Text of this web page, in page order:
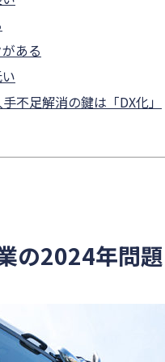
ある
不足解消の鍵は「DX化」
の2024年問